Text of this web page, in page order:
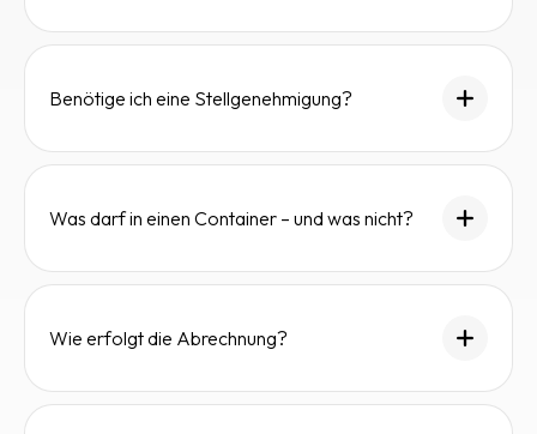
Benötige ich eine Stellgenehmigung?
Was darf in einen Container – und was nicht?
Wie erfolgt die Abrechnung?